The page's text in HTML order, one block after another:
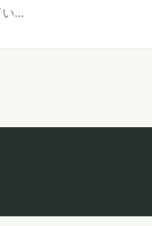
い…